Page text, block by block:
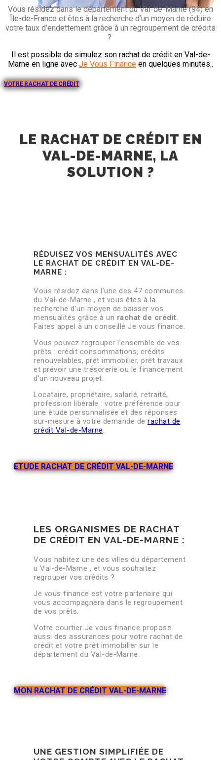
Vous résidez dans le département du Val-de-Marne (94) en
Île-de-France et êtes à la recherche d’un moyen de réduire
votre taux d’endettement grâce à un regroupement de crédits
?
Il est possible de simulez son rachat de crédit en Val-de-
Marne en ligne avec Je Vous Finance en quelques minutes..
VOTRE RACHAT DE CRÉDIT
LE RACHAT DE CRÉDIT EN
VAL-DE-MARNE, LA
SOLUTION ?
RÉDUISEZ VOS MENSUALITÉS AVEC
LE RACHAT DE CRÉDIT EN VAL-DE-
MARNE :
Vous résidez dans l’une des 47 communes
du Val-de-Marne , et vous êtes à la
recherche d’un moyen de baisser vos
mensualités grâce à un rachat de crédit.
Faites appel à un conseillé Je vous finance.
Vous pouvez regrouper l’ensemble de vos
prêts : crédit consommations, crédits
renouvelables, prêt immobilier, prêt travaux
et prévoir une trésorerie ou le financement
d’un nouveau projet.
Locataire, propriétaire, salarié, retraité,
profession libérale : votre préférence pour
une étude personnalisée et des réponses
sur-mesure à votre demande de rachat de
crédit Val-de-Marne.
ETUDE RACHAT DE CRÉDIT VAL-DE-MARNE
LES ORGANISMES DE RACHAT
DE CRÉDIT EN VAL-DE-MARNE :
Vous habitez une des villes du département
u Val-de-Marne , et vous souhaitez
regrouper vos crédits ?
Je vous finance est votre partenaire qui
vous accompagnera dans le regroupement
de vos prêts.
Votre courtier Je vous finance propose
aussi des assurances pour votre rachat de
crédit et votre prêt immobilier sur le
département du Val-de-Marne.
MON RACHAT DE CRÉDIT VAL-DE-MARNE
UNE GESTION SIMPLIFIÉE DE